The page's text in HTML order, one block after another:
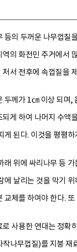
등의 두꺼운 나무껍질
의 화전민 주거에서
서 전후에 속껍질을
두께가 1㎝ 이상 되며
게 하여 나머지 수액
게 된다. 이것을 평평
래 위에 싸리나무 등
에 날리는 것을 막기
교체를 하여야 한다.
로 사용한 연대는 정
나무껍질)를 지붕 재